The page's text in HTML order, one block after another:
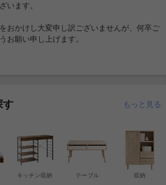
います。
おかけし大変申し訳ございませんが、何卒ご
お願い申し上げます。
す もっと見る
収納
キッチン収納 テーブル